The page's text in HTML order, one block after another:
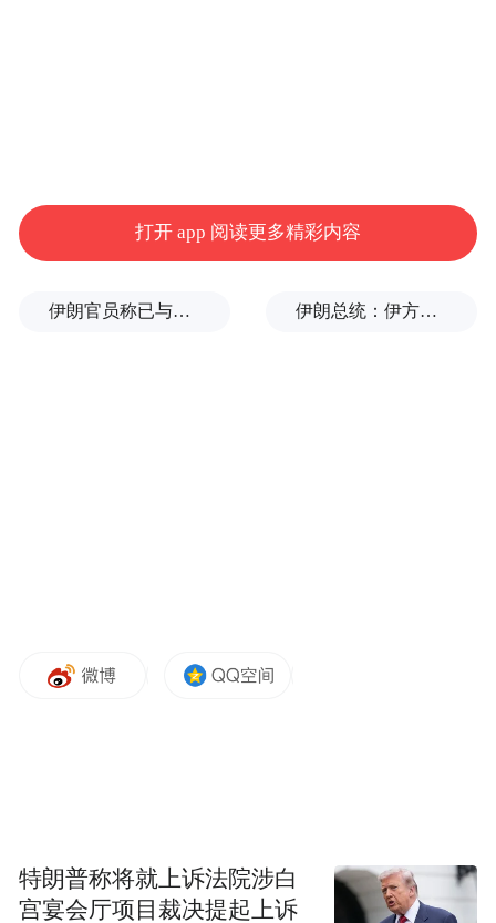
打开 app 阅读更多精彩内容
伊朗官员称已与阿曼就霍尔木兹海峡通行问题明确总体框架 伊朗总统：伊方未在涉谅解备忘录的谈判中作任何让步
特朗普称将就上诉法院涉白
宫宴会厅项目裁决提起上诉